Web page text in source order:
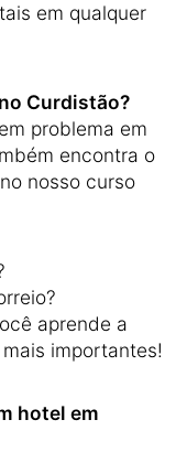
em qualquer
Curdistão?
problema em
encontra o
nosso curso
aprende a
importantes!
hotel em